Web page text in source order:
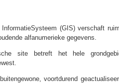
InformatieSysteem (GIS) verschaft
alfanumerieke gegevens.
site betreft het hele
voortdurend